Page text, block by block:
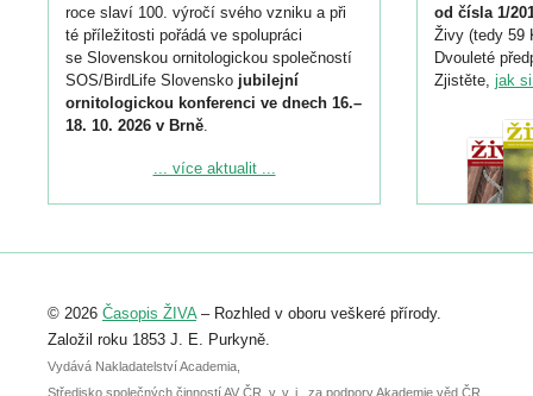
roce slaví 100. výročí svého vzniku a při
té příležitosti pořádá ve spolupráci
se Slovenskou ornitologickou společností
SOS/BirdLife Slovensko jubilejní
ornitologickou konferenci ve dnech 16.–
18. 10. 2026 v Brně.
Podrobnější informace ke konferenci
Registrovat se můžete do 6. září.
abstraktu přihlášené přednášky nebo
posteru je už 30. června.
... více aktualit ...
od čísla 1/
Živy (tedy 59
Dvouleté
Zjistěte, jak
© 2026 Časopis ŽIVA– Rozhled v oboru veškeré přírody.
Založil roku 1853 J. E. Purkyně.
Vydává Nakladatelství Academia,
Středisko společných činností AV ČR, v. v. i., za podpory Akademie věd ČR.